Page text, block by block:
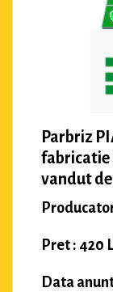
Parbriz
fabricatie
vandut
Pret : 420
Data